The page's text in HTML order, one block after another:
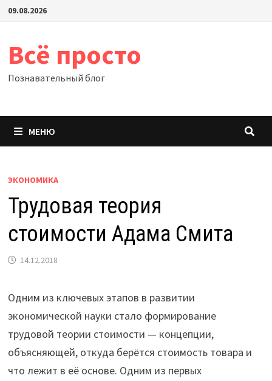
Перейти
09.08.2026
Всё просто
Познавательный блог
МЕНЮ
ЭКОНОМИКА
Трудовая теория
стоимости Адама Смита
14.12.2018
Одним из ключевых этапов в развитии
экономической науки стало формирование
трудовой теории стоимости — концепции,
объясняющей, откуда берётся стоимость товара и
что лежит в её основе. Одним из первых